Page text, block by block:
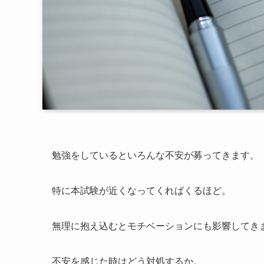
勉強をしているといろんな不安が募ってきます。
特に本試験が近くなってくればくるほど。
無理に抱え込むとモチベーションにも影響してき
不安を感じた時はどう対処するか。